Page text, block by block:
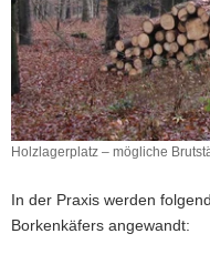
Holzlagerplatz – mögliche
–
Brutstätte
In der Praxis werden
Borkenkäfers angewandt: